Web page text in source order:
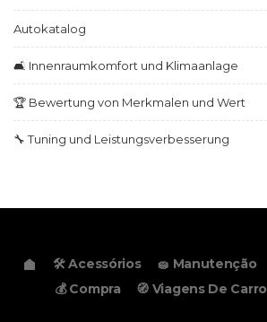
Autokatalog
🛋️ Innenraumkomfort und Klimaanlage
🏆 Bewertung von Merkmalen und Wert
🔧 Tuning und Leistungsverbesserung
🛠️ Acessórios 🧽 Manutenção
💰 Compra
🧭 Viagens De Carro